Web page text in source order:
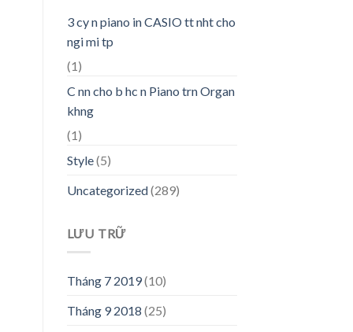
3 cy n piano in CASIO tt nht cho
ngi mi tp
(1)
C nn cho b hc n Piano trn Organ
khng
(1)
Style(5)
Uncategorized(289)
LƯU TRỮ
Tháng 7 2019(10)
Tháng 9 2018 (25)